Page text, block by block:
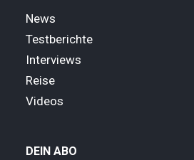
News
Testberichte
Interviews
Reise
Videos
DEIN ABO